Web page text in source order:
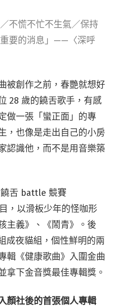
不慌不忙不生氣／保持
要的消息」——〈深呼
被創作之前，春艷就想好
28 歲的饒舌歌手，有感
做一張「蠻正面」的專
，也像是走出自己的小房
認識他，而不是用音樂築
饒舌 battle 競賽
目，以滑板少年的怪咖形
主義》、《鬧青》。後
成夜貓組，個性鮮明的兩
輯《健康歌曲》入圍金曲
拿下金音獎最佳專輯獎。
顏社後的首張個人專輯